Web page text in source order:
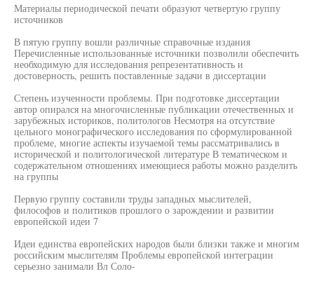
Материалы периодической печати образуют четвертую группу
источников
В пятую группу вошли различные справочные издания
Перечисленные использованные источники позволили обеспечить
необходимую для исследования репрезентативность и
достоверность, решить поставленные задачи в диссертации
Степень изученности проблемы. При подготовке диссертации
автор опирался на многочисленные публикации отечественных и
зарубежных историков, политологов Несмотря на отсутствие
цельного монографического исследования по сформулированной
проблеме, многие аспекты изучаемой темы рассматривались в
исторической и политологической литературе В тематическом и
содержательном отношениях имеющиеся работы можно разделить
на группы
Первую группу составили труды западных мыслителей,
философов и политиков прошлого о зарождении и развитии
европейской идеи 7
Идеи единства европейских народов были близки также и многим
российским мыслителям Проблемы европейской интеграции
серьезно занимали Вл Соло-